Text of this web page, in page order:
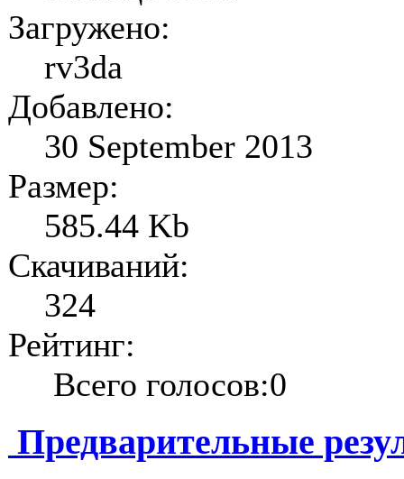
Загружено:
rv3da
Добавлено:
30 September 2013
Размер:
585.44 Kb
Скачиваний:
324
Рейтинг:
Всего голосов:0
Предварительные